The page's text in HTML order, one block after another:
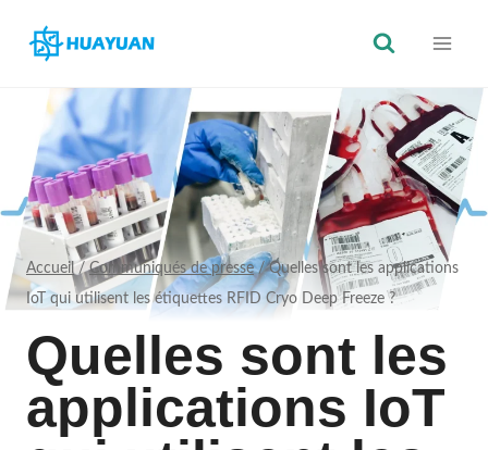
Accueil / Communiqués de presse / Quelles sont les applications
IoT qui utilisent les étiquettes RFID Cryo Deep Freeze ?
Quelles sont les
applications IoT